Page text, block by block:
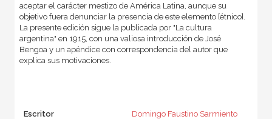
aceptar el carácter mestizo de América Latina, aunque su
objetivo fuera denunciar la presencia de este elemento [étnico].
La presente edición sigue la publicada por "La cultura
argentina" en 1915, con una valiosa introducción de José
Bengoa y un apéndice con correspondencia del autor que
explica sus motivaciones.
Escritor
Domingo Faustino Sarmiento